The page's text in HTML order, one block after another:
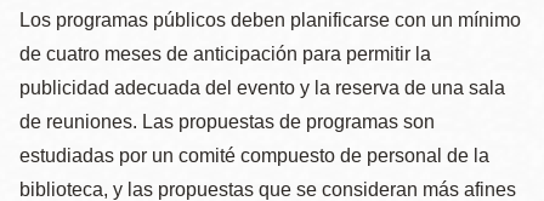
Los programas públicos deben planificarse con un mínimo
de cuatro meses de anticipación para permitir la
publicidad adecuada del evento y la reserva de una sala
de reuniones. Las propuestas de programas son
estudiadas por un comité compuesto de personal de la
biblioteca, y las propuestas que se consideran más afines